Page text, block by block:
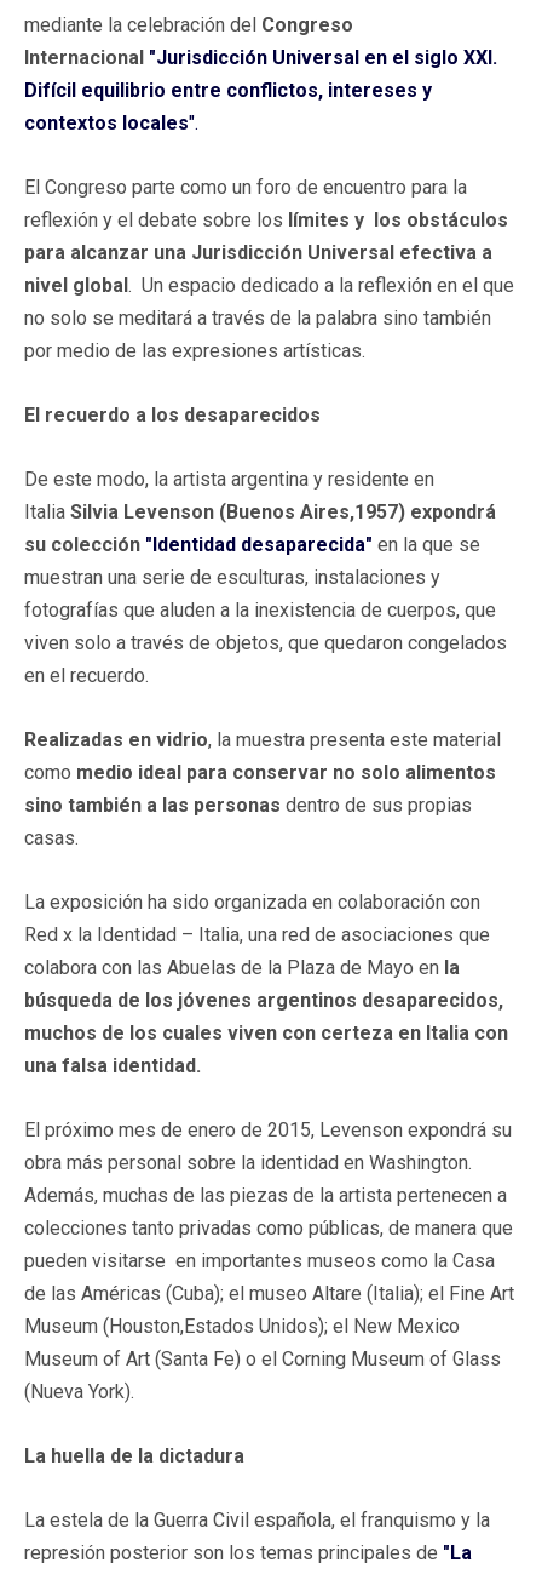
mediante la celebración del Congreso
Internacional "Jurisdicción Universal en el siglo XXI.
Difícil equilibrio entre conflictos, intereses y
contextos locales".
El Congreso parte como un foro de encuentro para la
reflexión y el debate sobre los límites y los obstáculos
para alcanzar una Jurisdicción Universal efectiva a
nivel global. Un espacio dedicado a la reflexión en el que
no solo se meditará a través de la palabra sino también
por medio de las expresiones artísticas.
El recuerdo a los desaparecidos
De este modo, la artista argentina y residente en
Italia Silvia Levenson (Buenos Aires,1957) expondrá
su colección "Identidad desaparecida" en la que se
muestran una serie de esculturas, instalaciones y
fotografías que aluden a la inexistencia de cuerpos, que
viven solo a través de objetos, que quedaron congelados
en el recuerdo.
Realizadas en vidrio, la muestra presenta este material
como medio ideal para conservar no solo alimentos
sino también a las personas dentro de sus propias
casas.
La exposición ha sido organizada en colaboración con
Red x la Identidad – Italia, una red de asociaciones que
colabora con las Abuelas de la Plaza de Mayo en la
búsqueda de los jóvenes argentinos desaparecidos,
muchos de los cuales viven con certeza en Italia con
una falsa identidad.
El próximo mes de enero de 2015, Levenson expondrá su
obra más personal sobre la identidad en Washington.
Además, muchas de las piezas de la artista pertenecen a
colecciones tanto privadas como públicas, de manera que
pueden visitarse en importantes museos como la Casa
de las Américas (Cuba); el museo Altare (Italia); el Fine Art
Museum (Houston,Estados Unidos); el New Mexico
Museum of Art (Santa Fe) o el Corning Museum of Glass
(Nueva York).
La huella de la dictadura
La estela de la Guerra Civil española, el franquismo y la
represión posterior son los temas principales de "La